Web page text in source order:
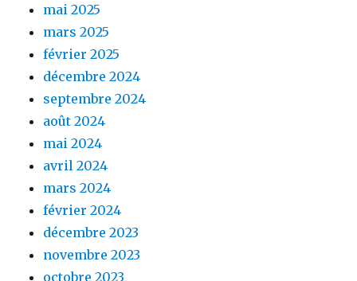
mai 2025
mars 2025
février 2025
décembre 2024
septembre 2024
août 2024
mai 2024
avril 2024
mars 2024
février 2024
décembre 2023
novembre 2023
octobre 2023